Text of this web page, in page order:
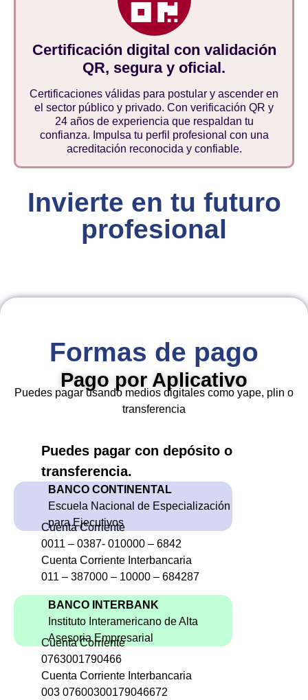
Certificación digital con validación
QR, segura y oficial.
Certificaciones válidas para postular y ascender en
el sector público y privado. Con verificación QR y
24 años de experiencia que respaldan tu
confianza. Impulsa tu perfil profesional con una
acreditación reconocida y confiable.
Invierte en tu futuro
profesional
Formas de pago
Pago por Aplicativo
Puedes pagar usando medios digitales como yape, plin o
transferencia
Puedes pagar con depósito o
transferencia.
BANCO CONTINENTAL
Escuela Nacional de Especialización
para Ejecutivos
Cuenta Corriente
0011 – 0387- 010000 – 6842
Cuenta Corriente Interbancaria
011 – 387000 – 10000 – 684287
BANCO INTERBANK
Instituto Interamericano de Alta
Asesoria Empresarial
Cuenta Corriente
0763001790466
Cuenta Corriente Interbancaria
003 07600300179046672